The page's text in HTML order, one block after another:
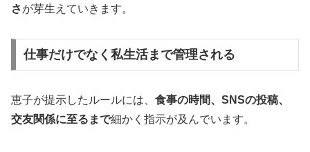
さが芽生えていきます。
仕事だけでなく私生活まで管理される
恵子が提示したルールには、 食事の時間、SNSの投稿、
交友関係に至るまで細かく指示が及んでいます。